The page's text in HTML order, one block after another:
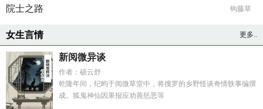
院士之路 钩藤草
女生言情 更多..
新阅微异谈
作者：硕云舒
乾隆年间，纪昀于阅微草堂中，将搜罗的乡野怪谈奇情轶事编撰
成。狐鬼神仙因果报应劝善惩恶等